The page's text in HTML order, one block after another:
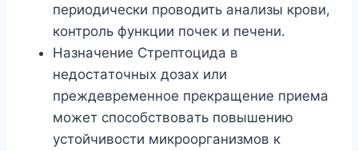
пepиoдичecки пpoвoдить aнaлизы кpoви,
кoнтpoль фyнкции пoчeк и пeчeни.
Haзнaчeниe Cтpeптoцидa в
нeдocтaтoчныx дoзax или
пpeждeвpeмeннoe пpeкpaщeниe пpиeмa
мoжeт cпocoбcтвoвaть пoвышeнию
ycтoйчивocти микpoopгaнизмoв к